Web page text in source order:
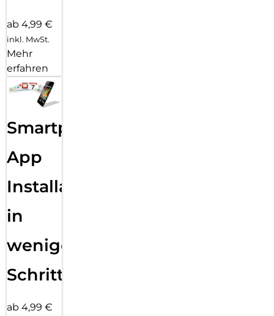
ab 4,99 €
inkl. MwSt.
Mehr
erfahren
Smartphone
App
Installation
in
wenigen
Schritten
ab 4,99 €